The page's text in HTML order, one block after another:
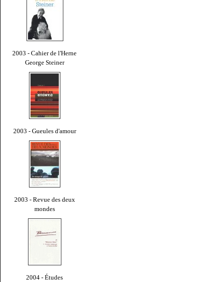
2003 - Cahier de l'Herne
George Steiner
2003 - Gueules d'amour
2003 - Revue des deux
mondes
2004 - Études